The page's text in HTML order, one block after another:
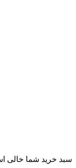
سبد خرید شما خالی